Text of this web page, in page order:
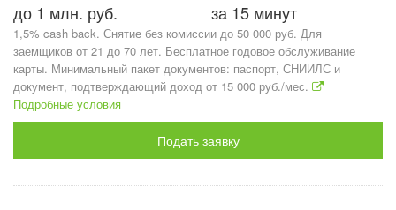
до 1 млн. руб. за 15 минут
1,5% cash back. Снятие без комиссии до 50 000 руб. Для
заемщиков от 21 до 70 лет. Бесплатное годовое обслуживание
карты. Минимальный пакет документов: паспорт, СНИИЛС и
документ, подтверждающий доход от 15 000 руб./мес.
Подробные условия
Подать заявку